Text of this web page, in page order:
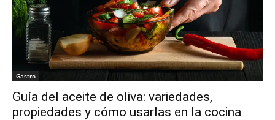
Gastro
Guía del aceite de oliva: variedades,
propiedades y cómo usarlas en la cocina